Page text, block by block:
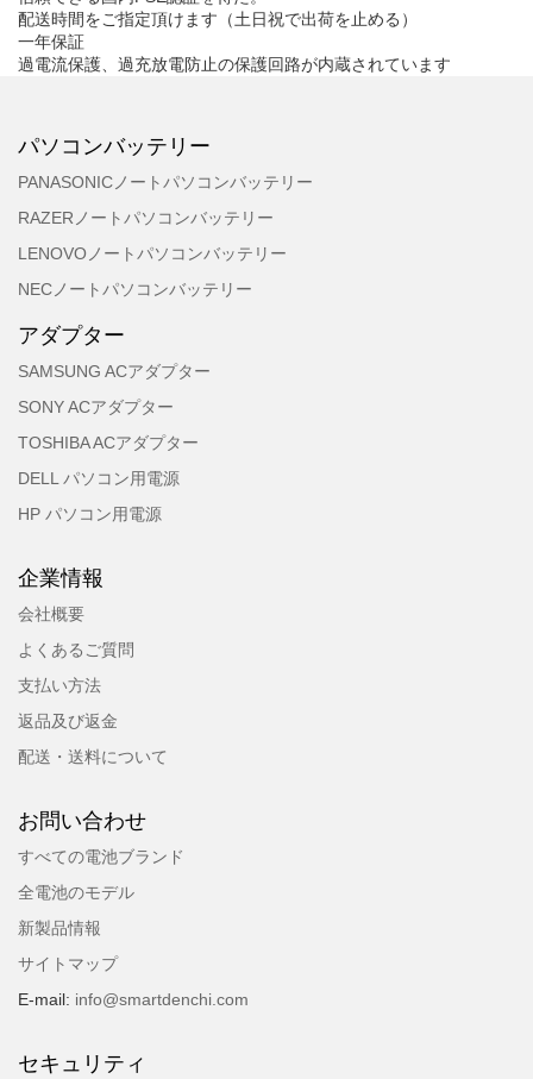
配送時間をご指定頂けます（土日祝で出荷を止める）
一年保証
過電流保護、過充放電防止の保護回路が内蔵されています
パソコンバッテリー
PANASONICノートパソコンバッテリー
RAZERノートパソコンバッテリー
LENOVOノートパソコンバッテリー
NECノートパソコンバッテリー
アダプター
SAMSUNG ACアダプター
SONY ACアダプター
TOSHIBA ACアダプター
DELL パソコン用電源
HP パソコン用電源
企業情報
会社概要
よくあるご質問
支払い方法
返品及び返金
配送・送料について
お問い合わせ
すべての電池ブランド
全電池のモデル
新製品情報
サイトマップ
E-mail: info@smartdenchi.com
セキュリティ